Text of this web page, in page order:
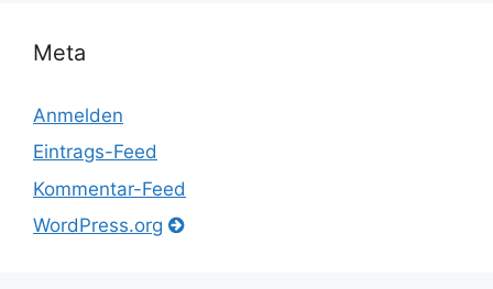
Meta
Anmelden
Eintrags-Feed
Kommentar-Feed
WordPress.org